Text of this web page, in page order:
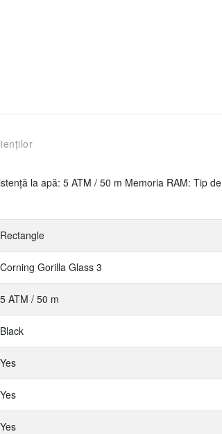
la apă: 5 ATM / 50 m Memoria RAM: Tip de
Rectangle
Corning Gorilla Glass 3
5 ATM / 50 m
Black
Yes
Yes
Yes